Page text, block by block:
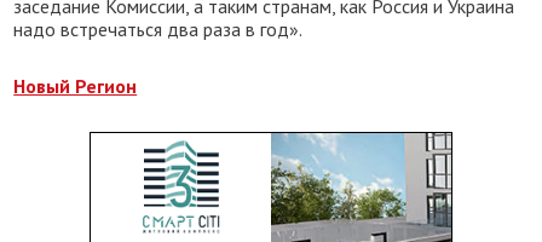
заседание Комиссии, а таким странам, как Россия и Украина
надо встречаться два раза в год».
Новый Регион